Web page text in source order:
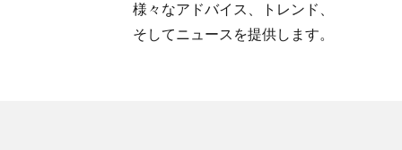
様々な​アドバイス、​トレンド、​
そして​ニュースを​提供します。